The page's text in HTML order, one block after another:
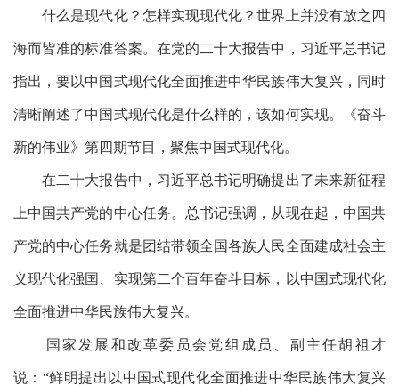
什么是现代化？怎样实现现代化？世界上并没有放之四
海而皆准的标准答案。在党的二十大报告中，习近平总书记
指出，要以中国式现代化全面推进中华民族伟大复兴，同时
清晰阐述了中国式现代化是什么样的，该如何实现。《奋斗
新的伟业》第四期节目，聚焦中国式现代化。
在二十大报告中，习近平总书记明确提出了未来新征程
上中国共产党的中心任务。总书记强调，从现在起，中国共
产党的中心任务就是团结带领全国各族人民全面建成社会主
义现代化强国、实现第二个百年奋斗目标，以中国式现代化
全面推进中华民族伟大复兴。
国家发展和改革委员会党组成员、副主任胡祖才
说： “鲜明提出以中国式现代化全面推进中华民族伟大复兴